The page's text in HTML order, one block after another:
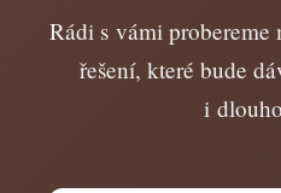
Rádi s vámi probereme
řešení, které bude
i